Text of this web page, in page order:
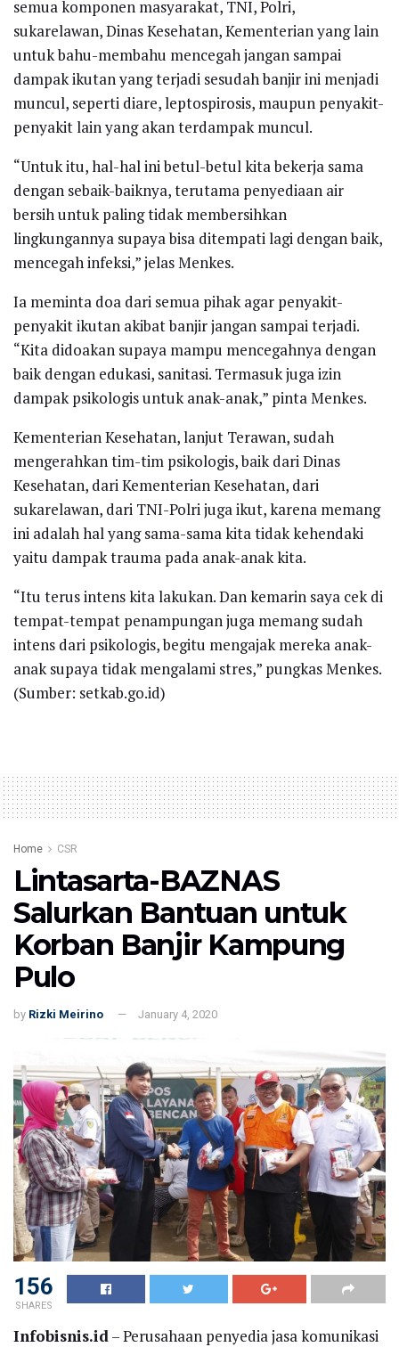
semua komponen masyarakat, TNI, Polri,
sukarelawan, Dinas Kesehatan, Kementerian yang lain
untuk bahu-membahu mencegah jangan sampai
dampak ikutan yang terjadi sesudah banjir ini menjadi
muncul, seperti diare, leptospirosis, maupun penyakit-
penyakit lain yang akan terdampak muncul.
“Untuk itu, hal-hal ini betul-betul kita bekerja sama
dengan sebaik-baiknya, terutama penyediaan air
bersih untuk paling tidak membersihkan
lingkungannya supaya bisa ditempati lagi dengan baik,
mencegah infeksi,” jelas Menkes.
Ia meminta doa dari semua pihak agar penyakit-
penyakit ikutan akibat banjir jangan sampai terjadi.
“Kita didoakan supaya mampu mencegahnya dengan
baik dengan edukasi, sanitasi. Termasuk juga izin
dampak psikologis untuk anak-anak,” pinta Menkes.
Kementerian Kesehatan, lanjut Terawan, sudah
mengerahkan tim-tim psikologis, baik dari Dinas
Kesehatan, dari Kementerian Kesehatan, dari
sukarelawan, dari TNI-Polri juga ikut, karena memang
ini adalah hal yang sama-sama kita tidak kehendaki
yaitu dampak trauma pada anak-anak kita.
“Itu terus intens kita lakukan. Dan kemarin saya cek di
tempat-tempat penampungan juga memang sudah
intens dari psikologis, begitu mengajak mereka anak-
anak supaya tidak mengalami stres,” pungkas Menkes.
(Sumber: setkab.go.id)
Home CSR
Lintasarta-BAZNAS
Salurkan Bantuan untuk
Korban Banjir Kampung
Pulo
by Rizki Meirino January 4, 2020
156
SHARES
Infobisnis.id– Perusahaan penyedia jasa komunikasi